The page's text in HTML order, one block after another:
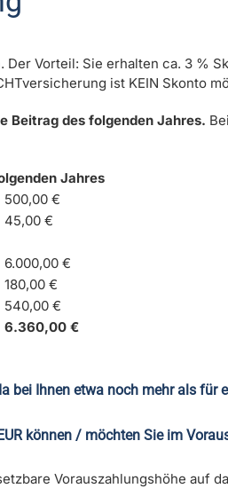
Vorteil: Sie erhalten ca. 3 %
ist KEIN Skonto
Beitrag des folgenden Jahres.
Jahres
500,00 €
45,00 €
6.000,00 €
180,00 €
540,00 €
6.360,00 €
bei Ihnen etwa noch mehr als für
können / möchten Sie im
Vorauszahlungshöhe auf